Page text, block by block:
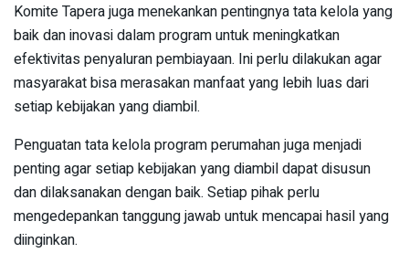
Komite Tapera juga menekankan pentingnya tata kelola yang
baik dan inovasi dalam program untuk meningkatkan
efektivitas penyaluran pembiayaan. Ini perlu dilakukan agar
masyarakat bisa merasakan manfaat yang lebih luas dari
setiap kebijakan yang diambil.
Penguatan tata kelola program perumahan juga menjadi
penting agar setiap kebijakan yang diambil dapat disusun
dan dilaksanakan dengan baik. Setiap pihak perlu
mengedepankan tanggung jawab untuk mencapai hasil yang
diinginkan.